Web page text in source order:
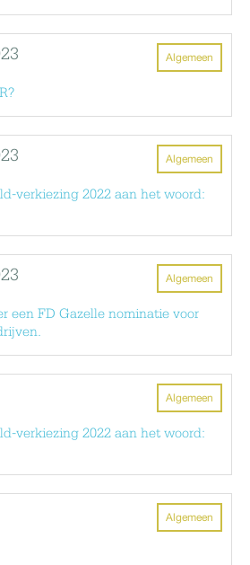
Algemeen
Algemeen
verkiezing 2022 aan het woord:
Algemeen
een FD Gazelle nominatie voor
Algemeen
verkiezing 2022 aan het woord:
Algemeen